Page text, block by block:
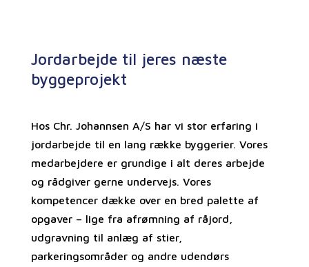
Jordarbejde til jeres næste
byggeprojekt
Hos Chr. Johannsen A/S har vi stor erfaring i
jordarbejde til en lang række byggerier. Vores
medarbejdere er grundige i alt deres arbejde
og rådgiver gerne undervejs. Vores
kompetencer dække over en bred palette af
opgaver – lige fra afrømning af råjord,
udgravning til anlæg af stier,
parkeringsområder og andre udendørs